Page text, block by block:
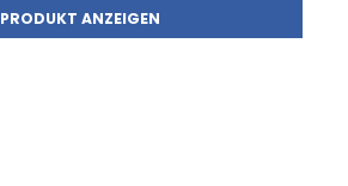
PRODUKT ANZEIGEN